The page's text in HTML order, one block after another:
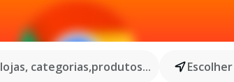
categorias,produtos...